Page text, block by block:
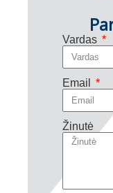
Vardas
Email
Žinutė